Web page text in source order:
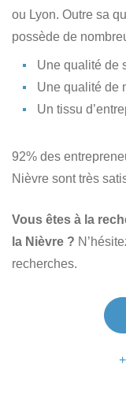
ou Lyon. Outre sa
possède de
Une qualité de
Une qualité de
Un tissu
92% des
Nièvre sont très
Vous êtes à la
la Nièvre ?
recherches.